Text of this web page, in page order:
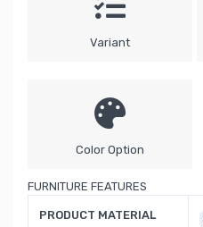
Variant
Color Option
FURNITURE FEATURES
PRODUCT MATERIAL